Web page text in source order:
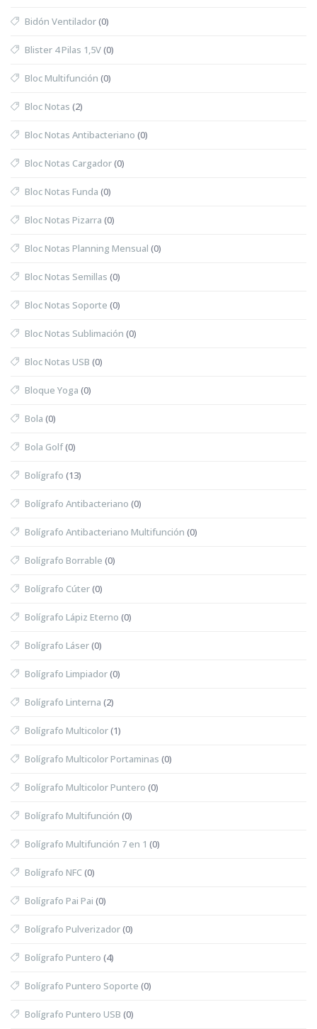
Bidón Ventilador(0)
Blister 4 Pilas 1,5V(0)
Bloc Multifunción (0)
Bloc Notas (2)
Bloc Notas Antibacteriano (0)
Bloc Notas Cargador(0)
Bloc Notas Funda (0)
Bloc Notas Pizarra (0)
Bloc Notas Planning Mensual (0)
Bloc Notas Semillas (0)
Bloc Notas Soporte (0)
Bloc Notas Sublimación (0)
Bloc Notas USB (0)
Bloque Yoga (0)
Bola (0)
Bola Golf(0)
Bolígrafo (13)
Bolígrafo Antibacteriano (0)
Bolígrafo Antibacteriano Multifunción (0)
Bolígrafo Borrable (0)
Bolígrafo Cúter(0)
Bolígrafo Lápiz Eterno (0)
Bolígrafo Láser(0)
Bolígrafo Limpiador(0)
Bolígrafo Linterna (2)
Bolígrafo Multicolor(1)
Bolígrafo Multicolor Portaminas (0)
Bolígrafo Multicolor Puntero (0)
Bolígrafo Multifunción (0)
Bolígrafo Multifunción 7 en 1 (0)
Bolígrafo NFC(0)
Bolígrafo Pai Pai (0)
Bolígrafo Pulverizador(0)
Bolígrafo Puntero (4)
Bolígrafo Puntero Soporte (0)
Bolígrafo Puntero USB (0)